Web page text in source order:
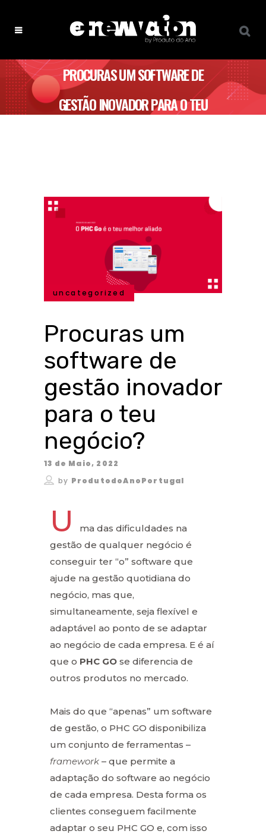
PROCURAS UM SOFTWARE DE
GESTÃO INOVADOR PARA O TEU
uncategorized
Procuras um
software de
gestão inovador
para o teu
negócio?
13 de Maio, 2022
by ProdutodoAnoPortugal
U
ma das dificuldades na
gestão de qualquer negócio é
conseguir ter “o” software que
ajude na gestão quotidiana do
negócio, mas que,
simultaneamente, seja flexível e
adaptável ao ponto de se adaptar
ao negócio de cada empresa. E é aí
que o PHC GO se diferencia de
outros produtos no mercado.
Mais do que “apenas” um software
de gestão, o PHC GO disponibiliza
um conjunto de ferramentas –
framework – que permite a
adaptação do software ao negócio
de cada empresa. Desta forma os
clientes conseguem facilmente
adaptar o seu PHC GO e, com isso